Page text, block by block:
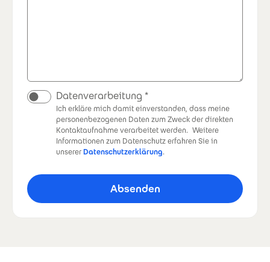
Datenverarbeitung
Ich erkläre mich damit einverstanden, dass meine
personenbezogenen Daten zum Zweck der direkten
Kontaktaufnahme verarbeitet werden. Weitere
Informationen zum Datenschutz erfahren Sie in
unsererDatenschutzerklärung.